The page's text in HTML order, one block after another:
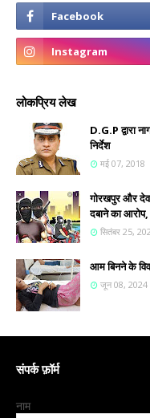
लोकप्रिय लेख
D.G.P द्वारा
निर्देश
मई 07, 2018
गोरखपुर और
दबाने का
सितंबर 25,
आम बिनने के
जून 08, 2024
संपर्क फ़ॉर्म
नाम